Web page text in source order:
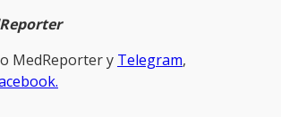
MedReрorter у Telegram,